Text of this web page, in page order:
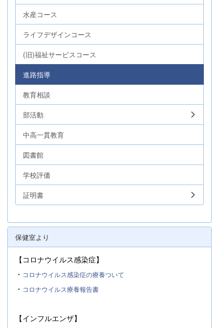
水産コース
ライフデザインコース
(旧)福祉サービスコース
進路指導
教育相談
部活動
中高一貫教育
図書館
学校評価
証明書
保健室より
【コロナウイルス感染症】
・ コロナウイルス感染症の療養ついて
・ コロナウイルス療養報告書
【インフルエンザ】